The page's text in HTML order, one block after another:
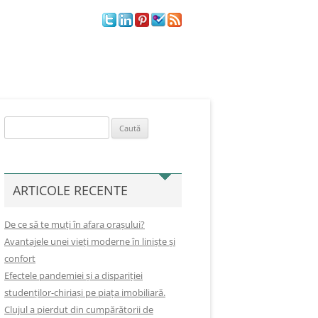
după:
ARTICOLE RECENTE
De ce să te muți în afara orașului?
Avantajele unei vieți moderne în liniște și
confort
Efectele pandemiei și a dispariției
studenților-chiriași pe piața imobiliară.
Clujul a pierdut din cumpărătorii de